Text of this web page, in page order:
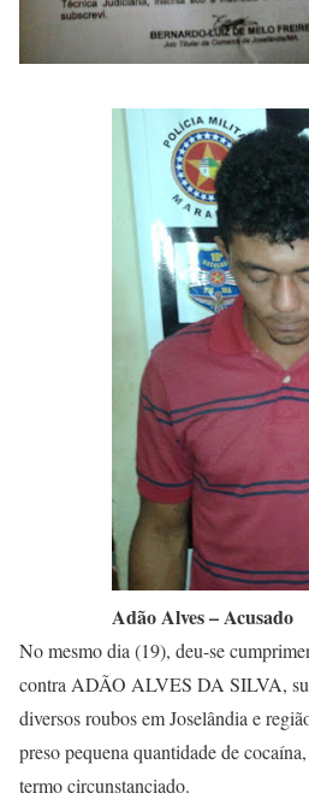
Adão Alves – Acusado
No mesmo dia (19), deu-se
contra ADÃO ALVES DA SILVA,
diversos roubos em Joselândia e
preso pequena quantidade de
termo circunstanciado.